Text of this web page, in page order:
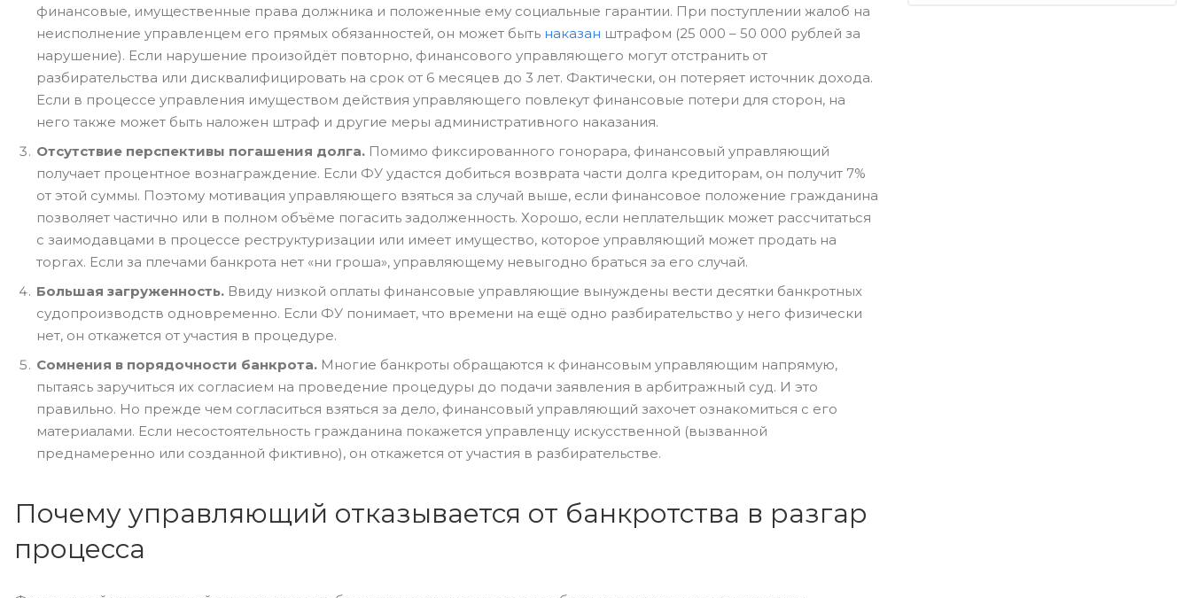
финансовые, имущественные права должника и положенные ему социальные гарантии. При поступлении жалоб на
неисполнение управленцем его прямых обязанностей, он может быть наказан штрафом (25 000 – 50 000 рублей за
нарушение). Если нарушение произойдёт повторно, финансового управляющего могут отстранить от
разбирательства или дисквалифицировать на срок от 6 месяцев до 3 лет. Фактически, он потеряет источник дохода.
Если в процессе управления имуществом действия управляющего повлекут финансовые потери для сторон, на
него также может быть наложен штраф и другие меры административного наказания.
Отсутствие перспективы погашения долга. Помимо фиксированного гонорара, финансовый управляющий
получает процентное вознаграждение. Если ФУ удастся добиться возврата части долга кредиторам, он получит 7%
от этой суммы. Поэтому мотивация управляющего взяться за случай выше, если финансовое положение гражданина
позволяет частично или в полном объёме погасить задолженность. Хорошо, если неплательщик может рассчитаться
с заимодавцами в процессе реструктуризации или имеет имущество, которое управляющий может продать на
торгах. Если за плечами банкрота нет «ни гроша», управляющему невыгодно браться за его случай.
Большая загруженность. Ввиду низкой оплаты финансовые управляющие вынуждены вести десятки банкротных
судопроизводств одновременно. Если ФУ понимает, что времени на ещё одно разбирательство у него физически
нет, он откажется от участия в процедуре.
Сомнения в порядочности банкрота. Многие банкроты обращаются к финансовым управляющим напрямую,
пытаясь заручиться их согласием на проведение процедуры до подачи заявления в арбитражный суд. И это
правильно. Но прежде чем согласиться взяться за дело, финансовый управляющий захочет ознакомиться с его
материалами. Если несостоятельность гражданина покажется управленцу искусственной (вызванной
преднамеренно или созданной фиктивно), он откажется от участия в разбирательстве.
Почему управляющий отказывается от банкротства в разгар
процесса